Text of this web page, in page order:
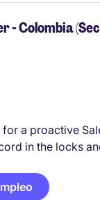
- Colombia
a proactive
in the locks